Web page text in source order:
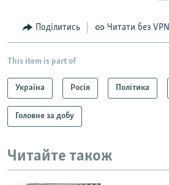
Поділитись Читати без VPN
This item is part of
Україна Росія Політика
Головне за добу
Читайте також